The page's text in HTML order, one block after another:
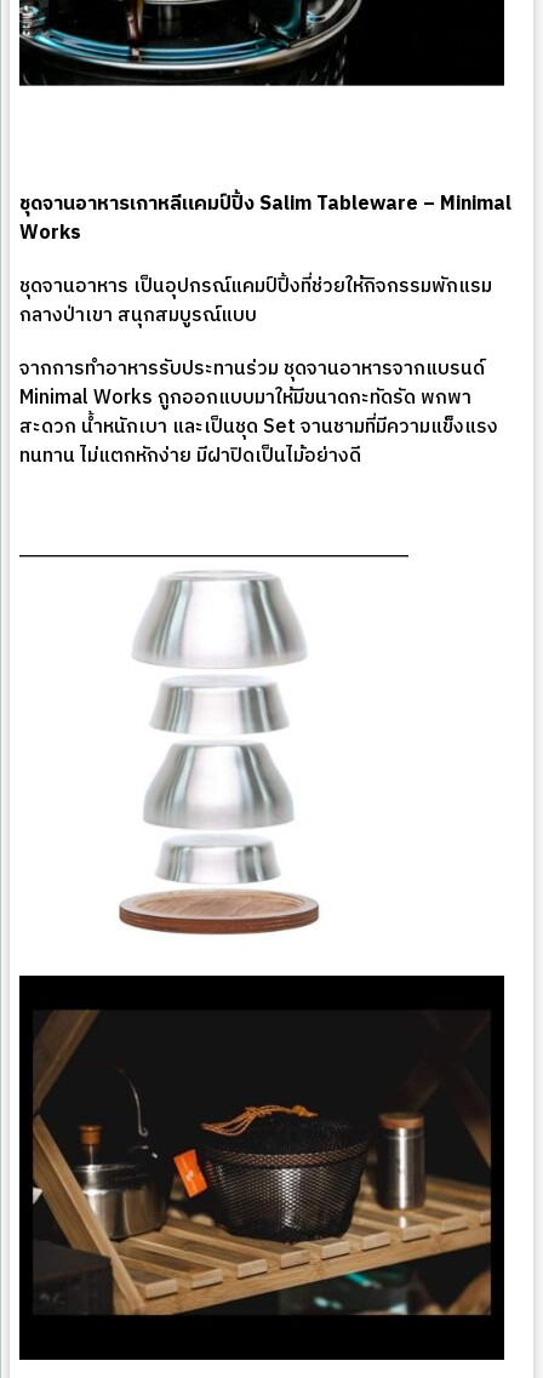
ชุดจานอาหารเกาหลีแคมป์ปิ้งSalim Tableware – Minimal
Works
ชุดจานอาหาร เป็นอุปกรณ์แคมป์ปิ้งที่ช่วยให้กิจกรรมพักแรม
กลางป่าเขา สนุกสมบูรณ์แบบ
จากการทำอาหารรับประทานร่วม ชุดจานอาหารจากแบรนด์
Minimal Works ถูกออกแบบมาให้มีขนาดกะทัดรัด พกพา
สะดวก น้ำหนักเบา และเป็นชุด Set จานชามที่มีความแข็งแรง
ทนทาน ไม่แตกหักง่าย มีฝาปิดเป็นไม้อย่างดี